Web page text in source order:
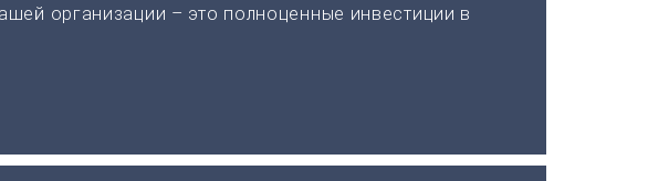
организации – это полноценные инвестиции в